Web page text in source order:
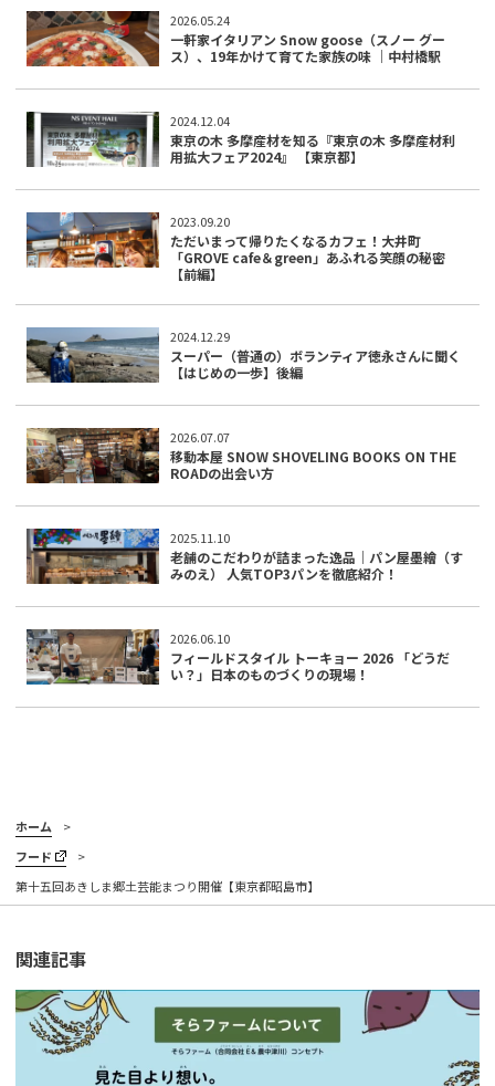
2026.05.24
一軒家イタリアン Snow goose（スノー グー
ス）、19年かけて育てた家族の味 ｜中村橋駅
2024.12.04
東京の木 多摩産材を知る『東京の木 多摩産材利
用拡大フェア2024』 【東京都】
2023.09.20
ただいまって帰りたくなるカフェ！大井町
「GROVE cafe＆green」あふれる笑顔の秘密
【前編】
2024.12.29
スーパー（普通の）ボランティア徳永さんに聞く
【はじめの一歩】後編
2026.07.07
移動本屋 SNOW SHOVELING BOOKS ON THE
ROADの出会い方
2025.11.10
老舗のこだわりが詰まった逸品｜パン屋墨繪（す
みのえ） 人気TOP3パンを徹底紹介！
2026.06.10
フィールドスタイル トーキョー 2026 「どうだ
い？」日本のものづくりの現場！
ホーム
フード
第十五回あきしま郷土芸能まつり開催【東京都昭島市】
関連記事